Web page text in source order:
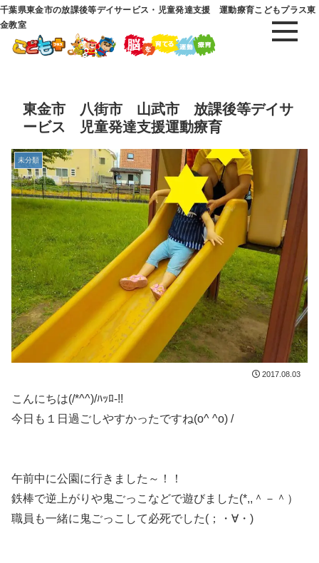
千葉県東金市の放課後等デイサービス・児童発達支援 運動療育こどもプラス東
金教室
東金市 八街市 山武市 放課後等デイサ
ービス 児童発達支援運動療育
未分類
2017.08.03
こんにちは(/*^^)/ﾊｯﾛ-!!
今日も１日過ごしやすかったですね(o^ ^o) /
午前中に公園に行きました～！！
鉄棒で逆上がりや鬼ごっこなどで遊びました(*,,＾－＾）
職員も一緒に鬼ごっこして必死でした(；・∀・)